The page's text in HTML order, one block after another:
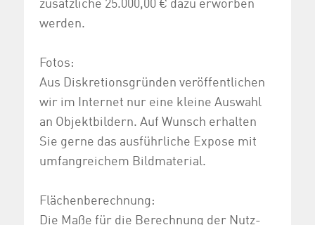
werden.
Fotos:
Aus Diskretionsgründen veröffentlichen
wir im Internet nur eine kleine Auswahl
an Objektbildern. Auf Wunsch erhalten
Sie gerne das ausführliche Expose mit
umfangreichem Bildmaterial.
Flächenberechnung:
Die Maße für die Berechnung der Nutz-